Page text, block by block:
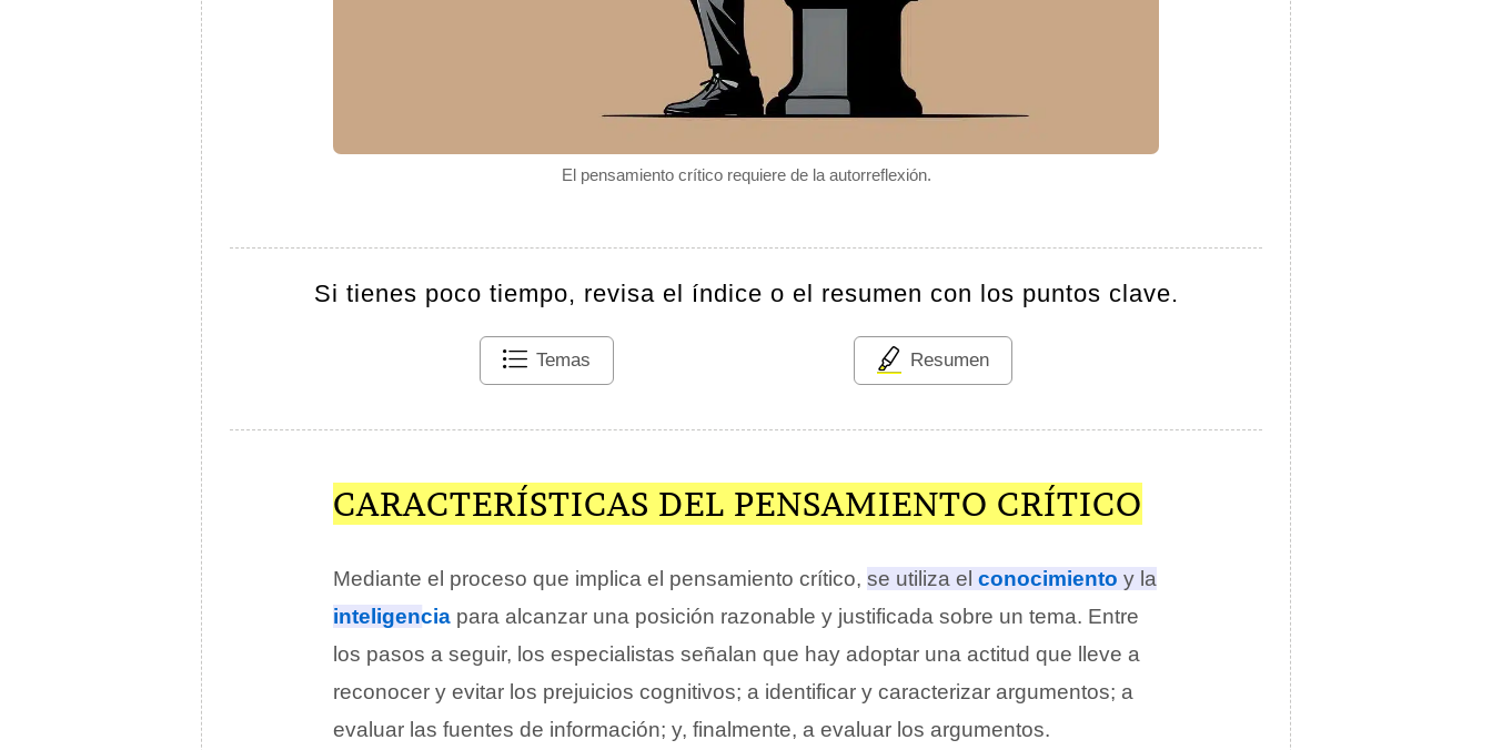
El pensamiento crítico requiere de la autorreflexión.
Si tienes poco tiempo, revisa el índice o el resumen con los puntos clave.
Temas Resumen
CARACTERÍSTICAS DEL PENSAMIENTO CRÍTICO
Mediante el proceso que implica el pensamiento crítico, se utiliza el conocimiento y la
inteligencia para alcanzar una posición razonable y justificada sobre un tema. Entre
los pasos a seguir, los especialistas señalan que hay adoptar una actitud que lleve a
reconocer y evitar los prejuicios cognitivos; a identificar y caracterizar argumentos; a
evaluar las fuentes de información; y, finalmente, a evaluar los argumentos.